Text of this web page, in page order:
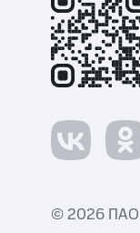
© 2026 ПАО